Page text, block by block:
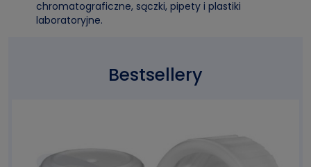
chromatograficzne, sączki, pipety i plastiki
laboratoryjne.
Bestsellery